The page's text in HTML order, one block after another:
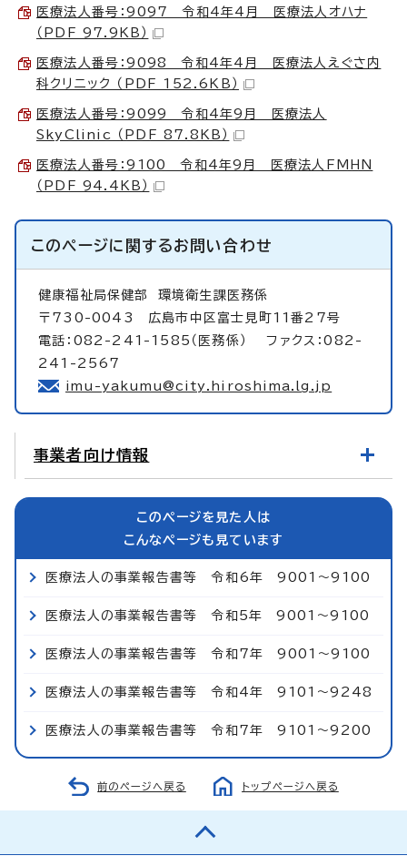
医療法人番号：9097 令和4年4月 医療法人オハナ
（PDF 97.9KB）
医療法人番号：9098 令和4年4月 医療法人えぐさ内
科クリニック （PDF 152.6KB）
医療法人番号：9099 令和4年9月 医療法人
SkyClinic （PDF 87.8KB）
医療法人番号：9100 令和4年9月 医療法人FMHN
（PDF 94.4KB）
このページに関するお問い合わせ
健康福祉局保健部 環境衛生課医務係
〒730-0043 広島市中区富士見町11番27号
電話：082-241-1585（医務係） ファクス：082-
241-2567
imu-yakumu@city.hiroshima.lg.jp
事業者向け情報
このページを見た人は
こんなページも見ています
医療法人の事業報告書等 令和6年 9001～9100
医療法人の事業報告書等 令和5年 9001～9100
医療法人の事業報告書等 令和7年 9001～9100
医療法人の事業報告書等 令和4年 9101～9248
医療法人の事業報告書等 令和7年 9101～9200
前のページへ戻る トップページへ戻る